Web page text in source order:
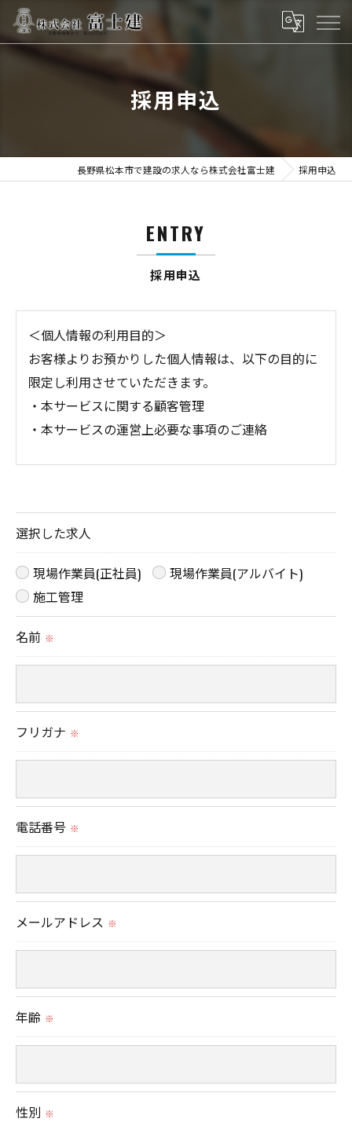
採用申込
長野県松本市で建設の求人なら株式会社富士建 採用申込
採用申込
ENTRY
＜個人情報の利用目的＞
お客様よりお預かりした個人情報は、以下の目的に
限定し利用させていただきます。
・本サービスに関する顧客管理
・本サービスの運営上必要な事項のご連絡
られた場合を除き、
ません。
＜個人情報の委託について＞
当社では、利用目的の達成に必要な範囲において、
個人情報を外部に委託する場合があります。
置をとり、適切な監督を行います。
＜個人情報の安全管理＞
切に安全管理対策を実施します。
＜個人情報を与えなかった場合に生じる結果＞
のサービスをご提供できない場合がございますので
予めご了承ください。
いて＞
当社では、お客様の個人情報の開示･訂正･削除・利
用停止の手続を定めさせて頂いております。
す。
個人情報の開示･訂正･削除・利用停止の具体的手続
選択した求人
現場作業員(正社員)
現場作業員(アルバイト)
施工管理
名前 ※
フリガナ ※
電話番号 ※
メールアドレス ※
年齢 ※
性別 ※